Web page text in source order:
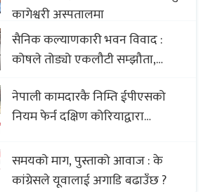
कागेश्वरी अस्पतालमा
सैनिक कल्याणकारी भवन विवाद :
कोषले तोड्यो एकलौटी सम्झौता,
(भिडियो)
नेपाली कामदारकै निम्ति ईपीएसको
नियम फेर्न दक्षिण कोरियाद्वारा
समयको माग, पुस्ताको आवाज : के
कांग्रेसले यूवालाई अगाडि बढाउँछ ?